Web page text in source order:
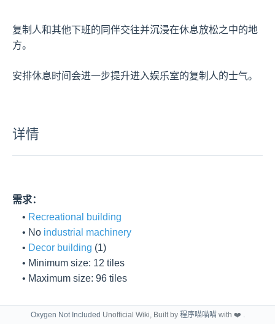
复制人和其他下班的同伴交往并沉浸在休息放松之中的地
方。
安排休息时间会进一步提升进入娱乐室的复制人的士气。
详情
需求：
    •
Recreational building
    • No
industrial machinery
    •
Decor building (1)
    • Maximum size: 96 tiles
Oxygen Not Included Unofficial Wiki, Built by 程序喵喵喵with ❤️ .